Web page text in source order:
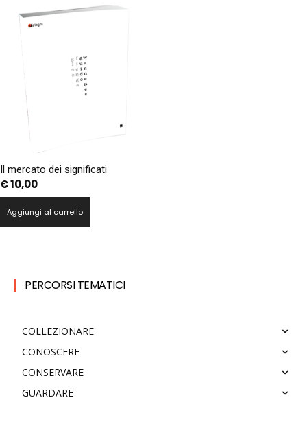
Il mercato dei significati
€10,00
Aggiungi al carrello
PERCORSI TEMATICI
COLLEZIONARE
CONOSCERE
CONSERVARE
GUARDARE